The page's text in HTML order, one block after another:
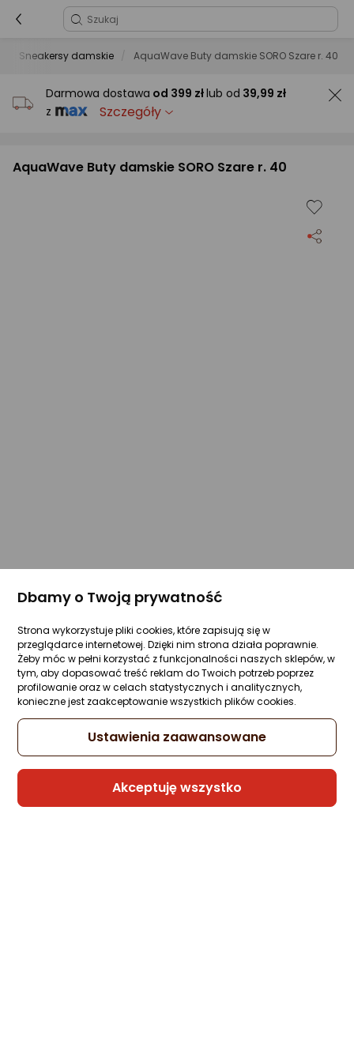
Sneakersy damskie AquaWave Buty damskie SORO Szare r. 40
Darmowa dostawa od 399 złlub od 39,99 zł
z
Szczegóły
AquaWave Buty damskie SORO Szare r. 40
Dbamy o Twoją prywatność
Strona wykorzystuje pliki cookies, które zapisują się w
przeglądarce internetowej. Dzięki nim strona działa poprawnie.
Żeby móc w pełni korzystać z funkcjonalności naszych sklepów, w
tym, aby dopasować treść reklam do Twoich potrzeb poprzez
profilowanie oraz w celach statystycznych i analitycznych,
konieczne jest zaakceptowanie wszystkich plików cookies.
Ustawienia zaawansowane
Akceptuję wszystko